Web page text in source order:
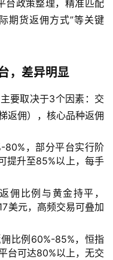
台政策整理，精准匹配
期货返佣方式”等关键
，差异明显
要取决于3个因素：交
返佣），核心品种返佣
80%，部分平台实行阶
提升至85%以上，每手
佣比例与黄金持平，
美元，高频交易可叠加
比例60%-85%，恒指
台可达80%以上，无交